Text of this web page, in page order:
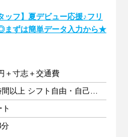
ッフ】夏デビュー応援♪フリ
まずは簡単データ入力から★
＋寸志＋交通費
週1日以上 1日1時間以上 シフト自由・自己申告